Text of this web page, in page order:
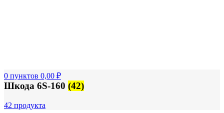
0 пунктов 0,00 ₽
Шкода 6S-160 (42)
42 продукта